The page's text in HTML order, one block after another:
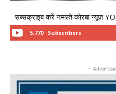
सब्सक्राइब करें नमस्ते कोरबा न्यूज़
5,770 Subscribers
-